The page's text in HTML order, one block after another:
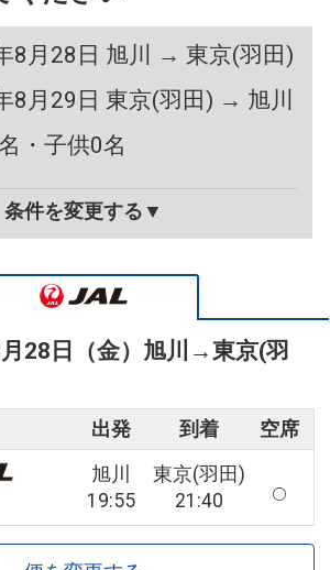
8月28日 旭川 → 東京(羽田)
8月29日 東京(羽田) → 旭川
・子供0名
条件を変更する▼
28日（金） 旭川 →東京(羽
出発 到着 空席
旭川
19:55
東京(羽田)
21:40